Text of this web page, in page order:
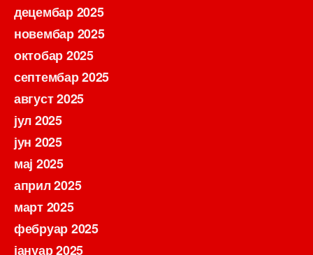
децембар 2025
новембар 2025
октобар 2025
септембар 2025
август 2025
јул 2025
јун 2025
мај 2025
април 2025
март 2025
фебруар 2025
јануар 2025